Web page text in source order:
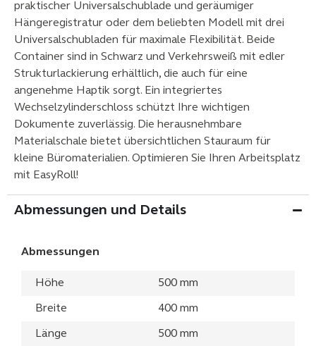
praktischer Universalschublade und geräumiger
Hängeregistratur oder dem beliebten Modell mit drei
Universalschubladen für maximale Flexibilität. Beide
Container sind in Schwarz und Verkehrsweiß mit edler
Strukturlackierung erhältlich, die auch für eine
angenehme Haptik sorgt. Ein integriertes
Wechselzylinderschloss schützt Ihre wichtigen
Dokumente zuverlässig. Die herausnehmbare
Materialschale bietet übersichtlichen Stauraum für
kleine Büromaterialien. Optimieren Sie Ihren Arbeitsplatz
mit EasyRoll!
Abmessungen und Details
Abmessungen
Höhe 500 mm
Breite 400 mm
Länge 500 mm